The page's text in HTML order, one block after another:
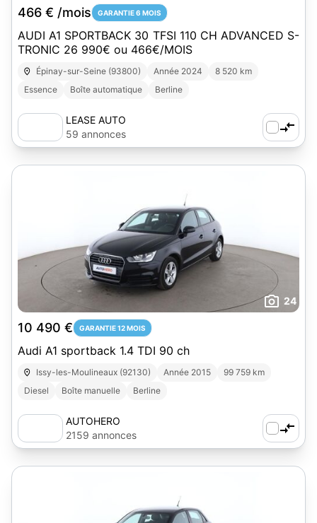
466 € /mois GARANTIE 6 MOIS
AUDI A1 SPORTBACK 30 TFSI 110 CH ADVANCED S-
TRONIC 26 990€ ou 466€/MOIS
Épinay-sur-Seine (93800) Année 2024
8 520 km
Essence
Boîte automatique Berline
LEASE AUTO
59 annonces
24
10 490 € GARANTIE 12 MOIS
Audi A1 sportback 1.4 TDI 90 ch
Issy-les-Moulineaux (92130) Année 2015
99 759 km
Diesel
Boîte manuelle Berline
AUTOHERO
2159 annonces